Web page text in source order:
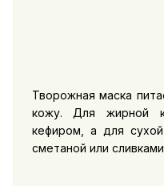
Творожная маска
кожу. Для жирной
кефиром, а для
сметаной или